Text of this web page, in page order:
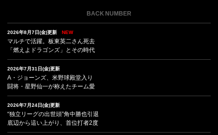
BACK NUMBER
2026年8月7日(金)更新 NEW
マルチで活躍。板東英二さん死去
「燃えよドラゴンズ」とその時代
2026年7月31日(金)更新
A・ジョーンズ、米野球殿堂入り
闘将・星野仙一が称えたチーム愛
2026年7月24日(金)更新
“独立リーグの出世頭”角中勝也引退
底辺から這い上がり、首位打者2度